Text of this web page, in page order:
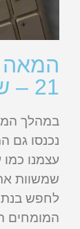
21 – שינויים מהירים
נכנסו גם
עצמנו
שמשוות
לחפש
המומחים